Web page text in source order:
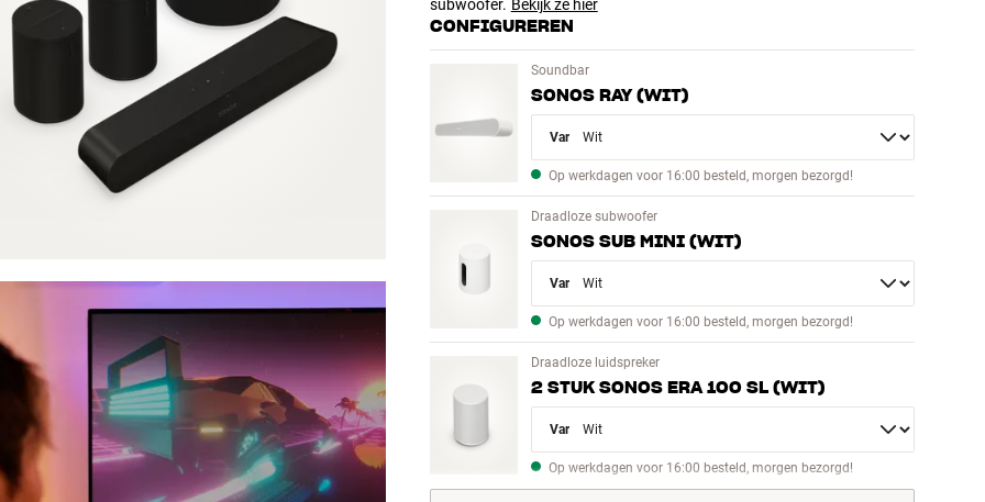
subwoofer. Bekijk ze hier
CONFIGUREREN
Soundbar
SONOS RAY (WIT)
Variant
Op werkdagen voor 16:00 besteld, morgen bezorgd!
Draadloze subwoofer
SONOS SUB MINI (WIT)
Variant
Op werkdagen voor 16:00 besteld, morgen bezorgd!
Draadloze luidspreker
2 STUK SONOS ERA 100 SL (WIT)
Variant
Op werkdagen voor 16:00 besteld, morgen bezorgd!